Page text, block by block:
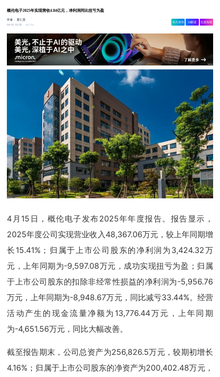
概伦电子2025年实现营收4.84亿元，净利润同比扭亏为盈
作者：黄仁贵
04-16 10:28
1.8w
相关舆情 AI解读 生成海报
4月15日，概伦电子发布2025年年度报告。报告显示，
2025年度公司实现营业收入48,367.06万元，较上年同期增
长15.41%；归属于上市公司股东的净利润为3,424.32万
元，上年同期为-9,597.08万元，成功实现扭亏为盈；归属
于上市公司股东的扣除非经常性损益的净利润为-5,956.76
万元，上年同期为-8,948.67万元，同比减亏33.44%。经营
活动产生的现金流量净额为13,776.44万元，上年同期
为-4,651.56万元，同比大幅改善。
截至报告期末，公司总资产为256,826.5万元，较期初增长
4.16%；归属于上市公司股东的净资产为200,402.48万元，